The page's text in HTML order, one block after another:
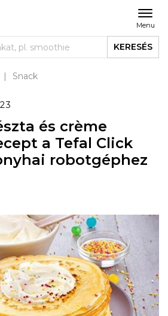
Menu
KERESÉS
Snack
és crème
a Tefal Click
robotgéphez